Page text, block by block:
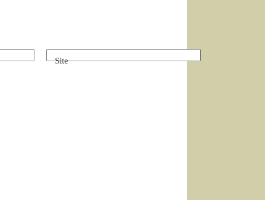
Site